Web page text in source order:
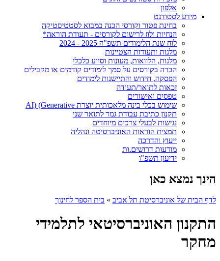
אלפון
מידע לסטודנט
בחינת פטור וקורסי הכנה במבוא לסטטיסטיקה
הנחיות ולוז לרישום לקורסים - תעודת הוראה*
לוח שנת הלימודים תשפ"ה 2025 - 2024
מלגות ותעודות הצטיינות
מלגות, הלוואות, מעונות וסיוע כלכלי
הכרה בקורסים על סמך לימודים קודמים או מקבילים
הפסקה, חידוש והתיישנות לימודים
זכאות לתואר/תעודה
טפסים ואישורים
שימוש בכלי בינה מלאכותית יוצרת AI) (Generative
תקנון כתיבת עבודת גמר לתואר שני
נגישות לבעלי צרכים מיוחדים
תמצית הוראות האוניברסיטה ונהליה
ייעוץ והדרכה
מודעות דרושים.ות
ידיעון תשפ"ו
הינך נמצא כאן
לדף הבית של אוניברסיטת תל אביב » בית הספר לחינוך
התקנון האוניברסיטאי לתלמידי
מחקר